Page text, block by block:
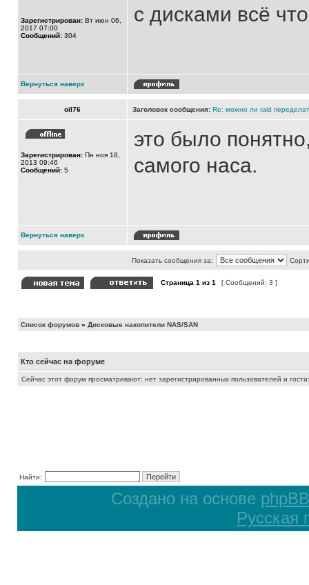
Зарегистрирован: Вт июн 06,
2017 07:00
Сообщений: 304
с дисками всё
Вернуться наверх
oil76 Заголовок сообщения: Re: можно ли raid
Зарегистрирован: Пн ноя 18,
2013 09:46
Сообщений: 5
это было
самого наса.
Вернуться наверх
Показать сообщения за:
Страница 1 из 1 [ Сообщений: 3 ]
Список форумов » Дисковые накопители NAS/SAN
Кто сейчас на форуме
Сейчас этот форум просматривают: нет зарегистрированных пользователей и
Найти:
Создано на основе phpBB
Русская